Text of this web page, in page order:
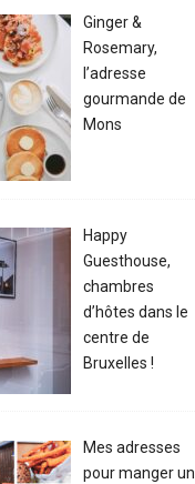
Ginger &
Rosemary,
l’adresse
gourmande de
Mons
Happy
Guesthouse,
chambres
d’hôtes dans le
centre de
Bruxelles !
Mes adresses
pour manger un